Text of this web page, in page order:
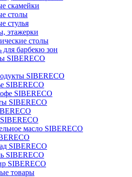
скамейки
столы
стулья
этажерки
столы
для барбекю зон
SIBERECO
SIBERECO
SIBERECO
SIBERECO
SIBERECO
масло SIBERECO
SIBERECO
SIBERECO
SIBERECO
товары